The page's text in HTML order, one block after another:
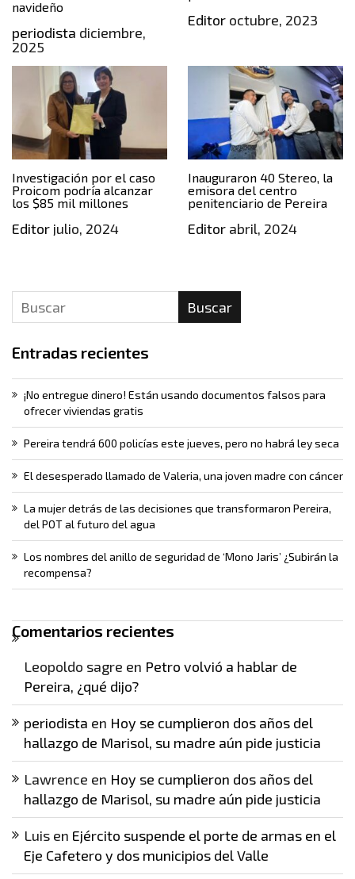
navideño
periodista diciembre,
2025
Editoroctubre, 2023
Investigación por el caso
Proicom podría alcanzar
los $85 mil millones
Editor julio, 2024
Inauguraron 40 Stereo, la
emisora del centro
penitenciario de Pereira
Editorabril, 2024
Buscar
Entradas recientes
¡No entregue dinero! Están usando documentos falsos para
ofrecer viviendas gratis
Pereira tendrá 600 policías este jueves, pero no habrá ley seca
El desesperado llamado de Valeria, una joven madre con cáncer
La mujer detrás de las decisiones que transformaron Pereira,
del POT al futuro del agua
Los nombres del anillo de seguridad de ‘Mono Jaris’ ¿Subirán la
recompensa?
Comentarios recientes
Leopoldo sagre en Petro volvió a hablar de
Pereira, ¿qué dijo?
periodista en Hoy se cumplieron dos años del
hallazgo de Marisol, su madre aún pide justicia
Lawrence en Hoy se cumplieron dos años del
hallazgo de Marisol, su madre aún pide justicia
Luis en Ejército suspende el porte de armas en el
Eje Cafetero y dos municipios del Valle